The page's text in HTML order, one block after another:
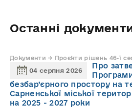
Останні
Документи → Проєкти рішень 46-ї
04 серпня 2026
Про
безбар’єрного простору на
Сарненської міської
на 2025 - 2027 роки